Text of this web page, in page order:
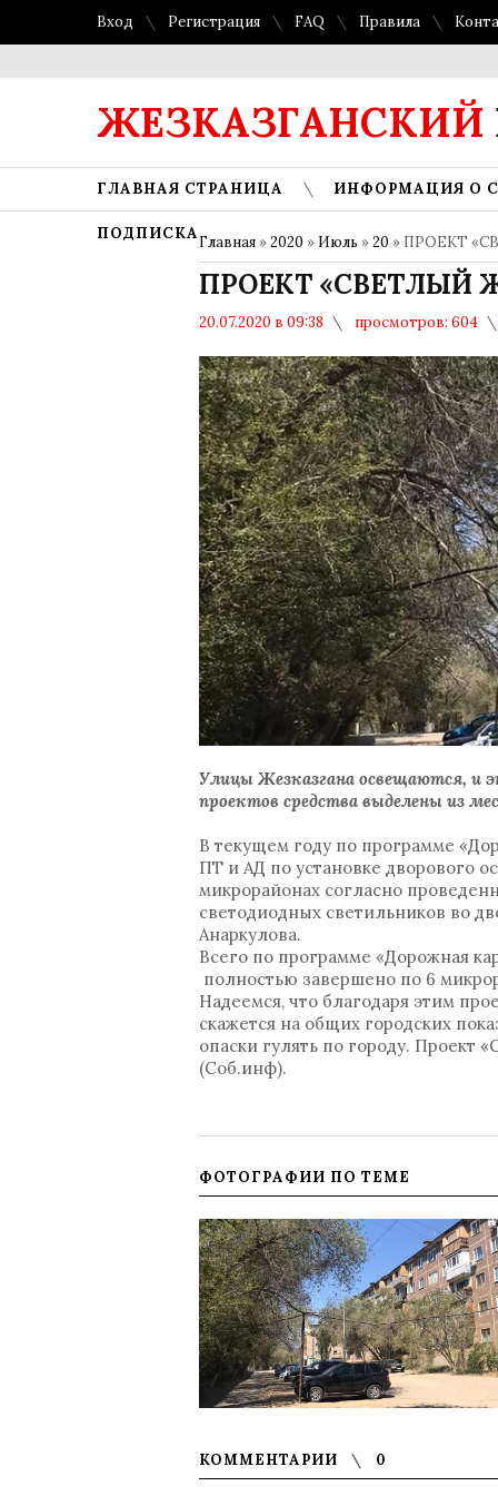
Вход Регистрация FAQ Правила
ЖЕЗКАЗГАНСКИЙ
ГЛАВНАЯ СТРАНИЦА ИНФОРМАЦИЯ О
ПОДПИСКАГлавная »2020 » Июль »20 » ПРОЕКТ
ПРОЕКТ «СВЕТЛЫЙ
20.07.2020 в 09:38 просмотров: 604
Улицы Жезказгана освещаются, и
проектов средства выделены из
В текущем году по программе
ПТ и АД по установке дворового
микрорайонах согласно
светодиодных светильников во
Анаркулова.
Всего по программе «Дорожная
полностью завершено по 6
Надеемся, что благодаря этим
скажется на общих городских
опаски гулять по городу. Проект
(Соб.инф).
ФОТОГРАФИИ ПО ТЕМЕ
КОММЕНТАРИИ 0